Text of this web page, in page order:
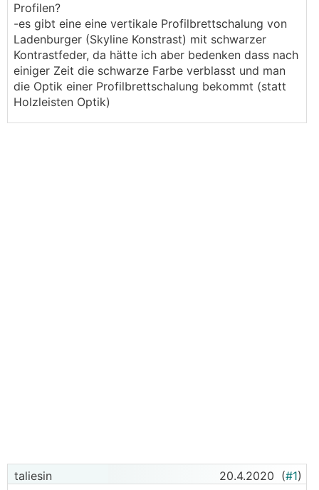
Profilen?
-es gibt eine eine vertikale Profilbrettschalung von
Ladenburger (Skyline Konstrast) mit schwarzer
Kontrastfeder, da hätte ich aber bedenken dass nach
einiger Zeit die schwarze Farbe verblasst und man
die Optik einer Profilbrettschalung bekommt (statt
Holzleisten Optik)
taliesin 20.4.2020 (#1)